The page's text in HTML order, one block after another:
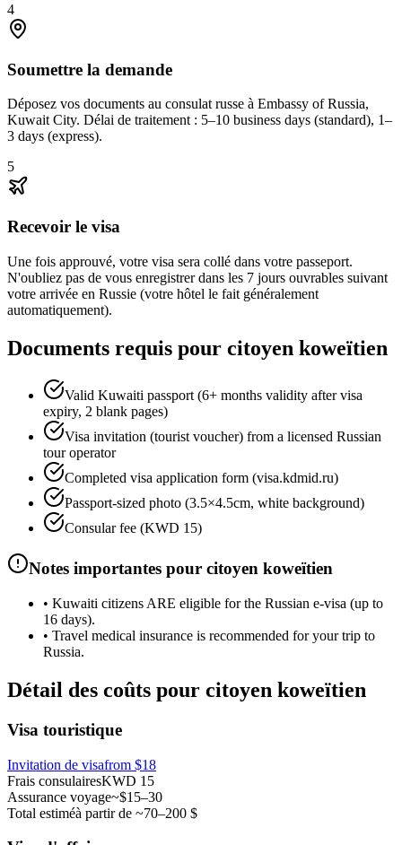
4
Soumettre la demande
Déposez vos documents au consulat russe à Embassy of Russia,
Kuwait City. Délai de traitement : 5–10 business days (standard), 1–
3 days (express).
5
Recevoir le visa
Une fois approuvé, votre visa sera collé dans votre passeport.
N'oubliez pas de vous enregistrer dans les 7 jours ouvrables suivant
votre arrivée en Russie (votre hôtel le fait généralement
automatiquement).
Documents requis pour citoyen koweïtien
Valid Kuwaiti passport (6+ months validity after visa
expiry, 2 blank pages)
Visa invitation (tourist voucher) from a licensed Russian
tour operator
Completed visa application form (visa.kdmid.ru)
Passport-sized photo (3.5×4.5cm, white background)
Consular fee (KWD 15)
Notes importantes pour citoyen koweïtien
• Kuwaiti citizens ARE eligible for the Russian e-visa (up to
16 days).
• Travel medical insurance is recommended for your trip to
Russia.
Détail des coûts pour citoyen koweïtien
Visa touristique
Invitation de visafrom $18
Frais consulairesKWD 15
Assurance voyage~$15–30
Total estiméà partir de ~70–200 $